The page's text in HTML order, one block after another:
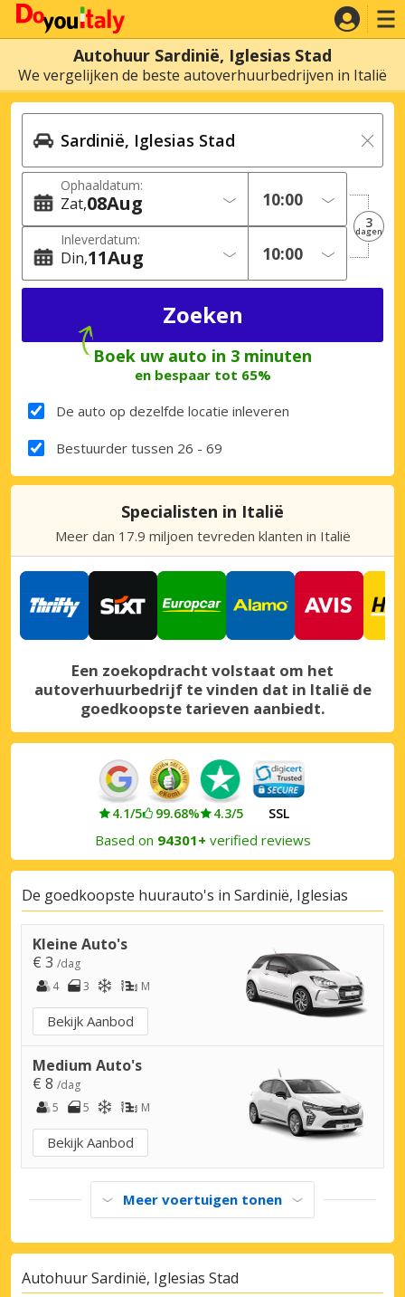
Autohuur Sardinië, Iglesias Stad
We vergelijken de beste autoverhuurbedrijven in Italië
Ophaaldatum:
Zat 08Aug
Inleverdatum:
Din 11Aug
3
dagen
Boek uw auto in 3 minuten
en bespaar tot 65%
De auto op dezelfde locatie inleveren
Bestuurder tussen 26 - 69
Specialisten in Italië
Meer dan 17.9 miljoen tevreden klanten in Italië
Een zoekopdracht volstaat om het
autoverhuurbedrijf te vinden dat in Italië de
goedkoopste tarieven aanbiedt.
4.1/5 99.68% 4.3/5 SSL
Based on 94301+ verified reviews
De goedkoopste huurauto's in Sardinië, Iglesias
Kleine Auto's
€ 3 /dag
4
3 M
Bekijk Aanbod
Medium Auto's
€ 8 /dag
5
5 M
Bekijk Aanbod
Meer voertuigen tonen
Autohuur Sardinië, Iglesias Stad